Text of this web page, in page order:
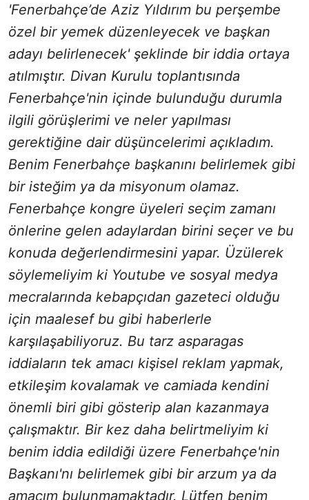
'Fenerbahçe’de Aziz Yıldırım bu perşembe
özel bir yemek düzenleyecek ve başkan
adayı belirlenecek' şeklinde bir iddia ortaya
atılmıştır. Divan Kurulu toplantısında
Fenerbahçe'nin içinde bulunduğu durumla
ilgili görüşlerimi ve neler yapılması
gerektiğine dair düşüncelerimi açıkladım.
Benim Fenerbahçe başkanını belirlemek gibi
bir isteğim ya da misyonum olamaz.
Fenerbahçe kongre üyeleri seçim zamanı
önlerine gelen adaylardan birini seçer ve bu
konuda değerlendirmesini yapar. Üzülerek
söylemeliyim ki Youtube ve sosyal medya
mecralarında kebapçıdan gazeteci olduğu
için maalesef bu gibi haberlerle
karşılaşabiliyoruz. Bu tarz asparagas
iddiaların tek amacı kişisel reklam yapmak,
etkileşim kovalamak ve camiada kendini
önemli biri gibi gösterip alan kazanmaya
çalışmaktır. Bir kez daha belirtmeliyim ki
benim iddia edildiği üzere Fenerbahçe'nin
Başkanı'nı belirlemek gibi bir arzum ya da
amacım bulunmamaktadır. Lütfen benim